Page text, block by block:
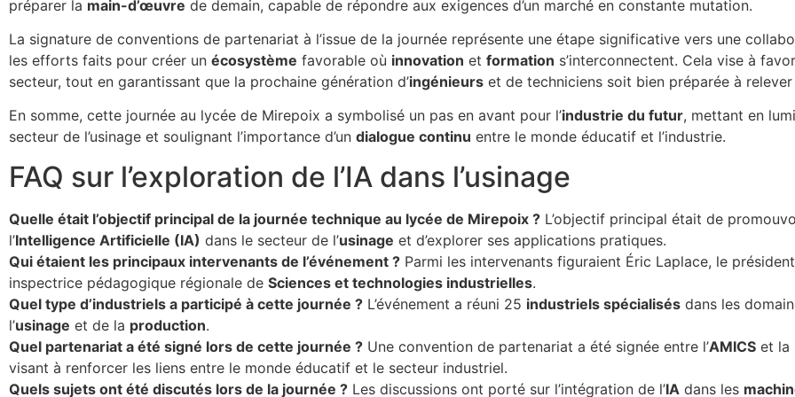
préparer la main-d’œuvre de demain, capable de répondre aux exigences d’un marché en constante mutation.
La signature de conventions de partenariat à l’issue de la journée représente une étape significative vers une
les efforts faits pour créer un écosystème favorable où innovation et formation s’interconnectent. Cela vise à
secteur, tout en garantissant que la prochaine génération d’ingénieurs et de techniciens soit bien préparée à
En somme, cette journée au lycée de Mirepoix a symbolisé un pas en avant pour l’industrie du futur, mettant en
secteur de l’usinage et soulignant l’importance d’un dialogue continu entre le monde éducatif et l’industrie.
FAQ sur l’exploration de l’IA dans l’usinage
Quelle était l’objectif principal de la journée technique au lycée de Mirepoix ? L’objectif principal était de
l’Intelligence Artificielle (IA) dans le secteur de l’usinage et d’explorer ses applications pratiques.
Qui étaient les principaux intervenants de l’événement ? Parmi les intervenants figuraient Éric Laplace, le président
inspectrice pédagogique régionale de Sciences et technologies industrielles.
Quel type d’industriels a participé à cette journée ? L’événement a réuni 25 industriels spécialisés dans les
l’usinage et de la production.
Quel partenariat a été signé lors de cette journée ? Une convention de partenariat a été signée entre l’AMICS et la
visant à renforcer les liens entre le monde éducatif et le secteur industriel.
Quels sujets ont été discutés lors de la journée ? Les discussions ont porté sur l’intégration de l’IA dans les